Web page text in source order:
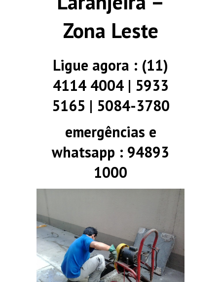
Zona Leste
Ligue agora : (11)
4114 4004 | 5933
5165 | 5084-3780
emergências e
whatsapp : 94893
1000